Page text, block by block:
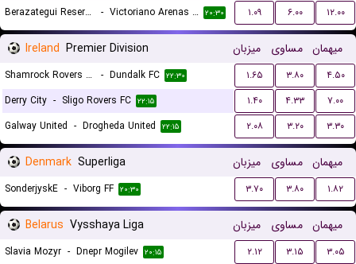
Berazategui Reserves - Victoriano Arenas Reserves ۲۰:۳۰ ۱.۰۹ ۶.۰۰ ۱۲.۰۰
Ireland Premier Division میزبان مساوی میهمان
Shamrock Rovers FC - Dundalk FC ۲۲:۳۰ ۱.۶۵ ۳.۸۰
۴.۵۰
Derry City - Sligo Rovers FC ۲۲:۱۵ ۱.۴۰ ۴.۳۳
۷.۰۰
Galway United - Drogheda United ۲۲:۱۵ ۲.۰۸ ۳.۲۰ ۳.۳۰
Denmark Superliga میزبان مساوی میهمان
SonderjyskE - Viborg FF ۲۰:۳۰ ۳.۷۰ ۳.۸۰ ۱.۸۲
Belarus Vysshaya Liga میزبان مساوی میهمان
Slavia Mozyr - Dnepr Mogilev ۲۰:۱۵ ۲.۱۲ ۳.۱۵ ۳.۰۵